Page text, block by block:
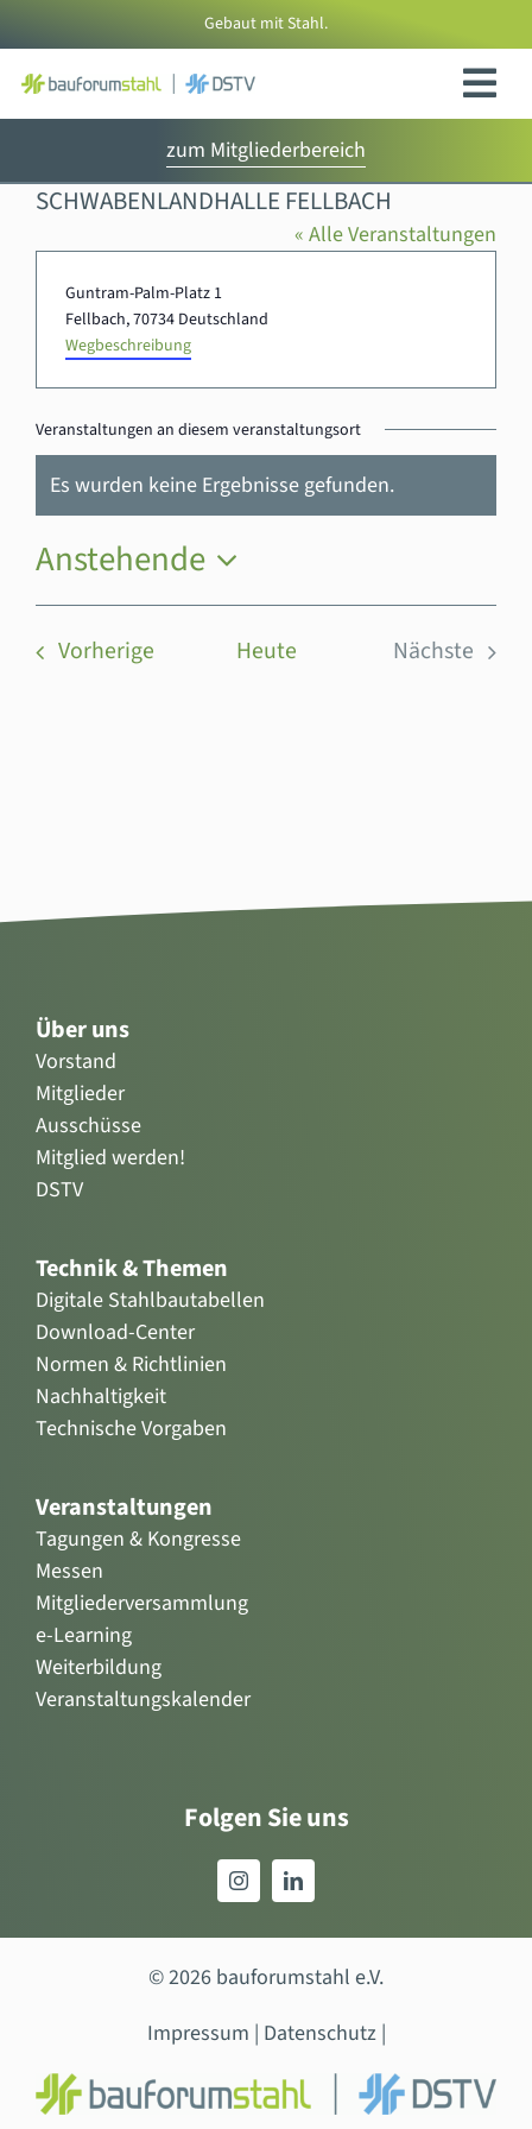
Inhalt
springen
Gebaut mit Stahl.
zum Mitgliederbereich
SCHWABENLANDHALLE FELLBACH
« Alle Veranstaltungen
Adresse
Guntram-Palm-Platz 1
Fellbach,70734 Deutschland
Wegbeschreibung
Veranstaltungen an diesem veranstaltungsort
Hinweis
Es wurden keine Ergebnisse gefunden.
Anstehende
Datum
wählen.
VorherigeVeranstaltungen
Heute
Nächste
Über uns
Vorstand
Mitglieder
Ausschüsse
Mitglied werden!
DSTV
Technik & Themen
Digitale Stahlbautabellen
Download-Center
Normen & Richtlinien
Nachhaltigkeit
Technische Vorgaben
Veranstaltungen
Tagungen & Kongresse
Messen
Mitgliederversammlung
e-Learning
Weiterbildung
Veranstaltungskalender
Folgen Sie uns
© 2026 bauforumstahl e.V.
Impressum | Datenschutz|